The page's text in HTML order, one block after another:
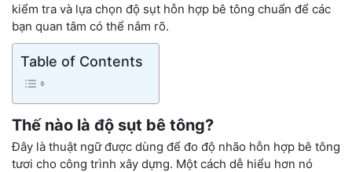
kiểm tra và lựa chọn độ sụt hỗn hợp bê tông chuẩn để các
bạn quan tâm có thể nắm rõ.
Table of Contents
Thế nào là độ sụt bê tông?
Đây là thuật ngữ được dùng để đo độ nhão hỗn hợp bê tông
tươi cho công trình xây dựng. Một cách dễ hiểu hơn nó